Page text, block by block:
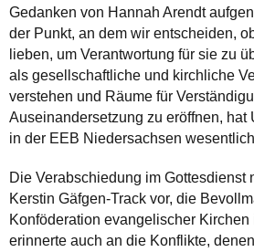
Gedanken von Hannah Arendt
der Punkt, an dem wir entscheiden,
lieben, um Verantwortung für sie zu
als gesellschaftliche und kirchliche
verstehen und Räume für
Auseinandersetzung zu eröffnen, hat
in der EEB Niedersachsen
Die Verabschiedung im Gottesdienst
Kerstin Gäfgen-Track vor, die
Konföderation evangelischer
erinnerte auch an die Konflikte,